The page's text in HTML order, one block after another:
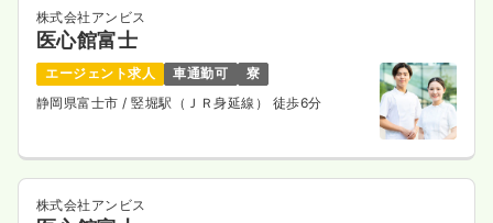
オペ室(手術室)
日勤のみ（常勤）
※一例
時間 8:30～17:00（休憩60分）
日祝休み
年間休日120日
株式会社アンビス
医心館富士
エージェント求人 車通勤可
寮
静岡県富士市 / 竪堀駅（ＪＲ身延線） 徒歩6分
株式会社アンビス